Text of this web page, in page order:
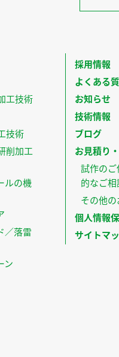
工技術
技術
削加工
ルの機
／落雷
ン
採用情報
よくある
お知らせ
技術情報
ブログ
お見積り
試作の
的なご相
その他
個人情報
サイトマ